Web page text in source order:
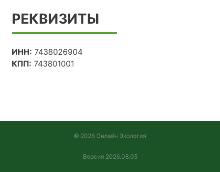
РЕКВИЗИТЫ
ИНН: 7438026904
КПП: 743801001
© 2026 Онлайн Экология
Версия 2026.08.05